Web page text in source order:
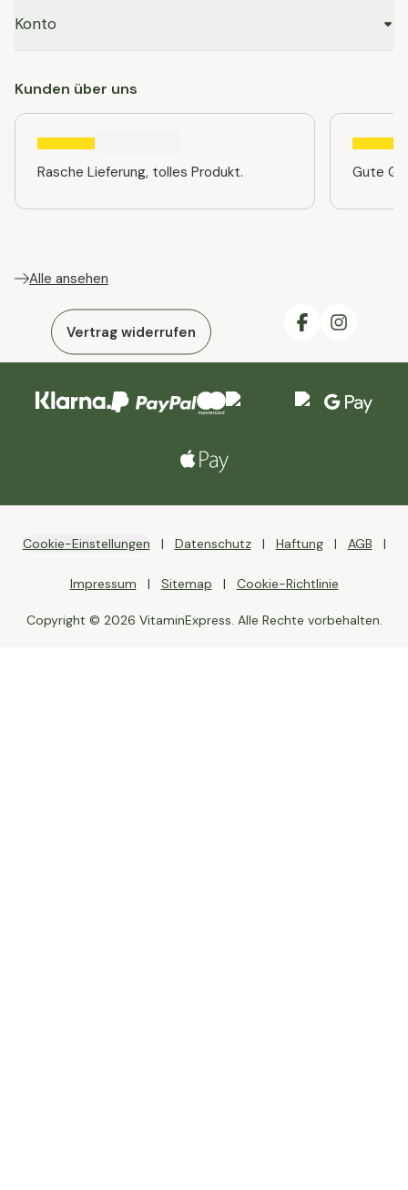
Konto
Kunden über uns
Rasche Lieferung, tolles Produkt. Gute
Alle ansehen
Vertrag widerrufen
Cookie-Einstellungen Datenschutz Haftung AGB
Impressum Sitemap Cookie-Richtlinie
Copyright © 2026 VitaminExpress. Alle Rechte vorbehalten.